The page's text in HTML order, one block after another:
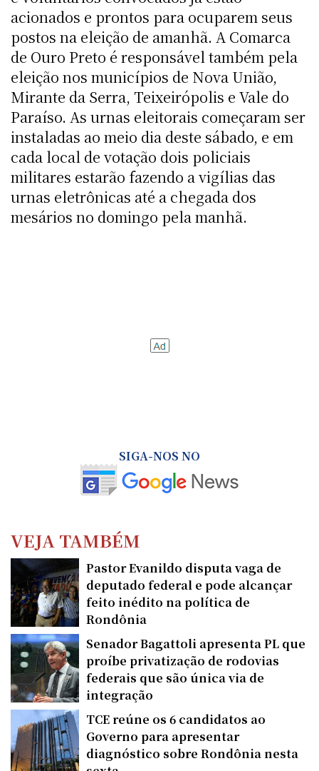
acionados e prontos para ocuparem seus
postos na eleição de amanhã. A Comarca
de Ouro Preto é responsável também pela
eleição nos municípios de Nova União,
Mirante da Serra, Teixeirópolis e Vale do
Paraíso. As urnas eleitorais começaram ser
instaladas ao meio dia deste sábado, e em
cada local de votação dois policiais
militares estarão fazendo a vigílias das
urnas eletrônicas até a chegada dos
mesários no domingo pela manhã.
SIGA-NOS NO
VEJA TAMBÉM
Pastor Evanildo disputa vaga de
deputado federal e pode alcançar
feito inédito na política de
Rondônia
Senador Bagattoli apresenta PL que
proíbe privatização de rodovias
federais que são única via de
integração
TCE reúne os 6 candidatos ao
Governo para apresentar
diagnóstico sobre Rondônia nesta